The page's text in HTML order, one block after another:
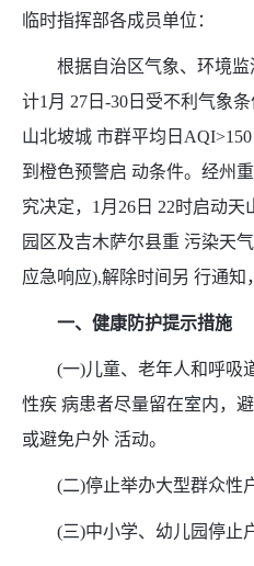
临时指挥部各成员单位：
根据自治区气象、环境监
计1月 27日-30日受不利气象
山北坡城 市群平均日
到橙色预警启 动条件。经州
究决定，1月26日 22时启动
园区及吉木萨尔县重 污染天
应急响应),解除时间另 行通知
一、健康防护提示措施
(一)儿童、老年人和呼吸
性疾 病患者尽量留在室内，
或避免户外 活动。
(二)停止举办大型群众性户
(三)中小学、幼儿园停止户